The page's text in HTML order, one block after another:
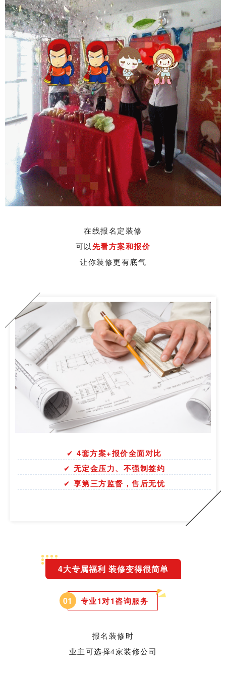
在线报名定装修
可以 先看方案和报价
让你装修更有底气
✔ 4套方案+报价全面对比
✔ 无定金压力、不强制签约
✔ 享第三方监督，售后无忧
4大专属福利 装修变得很简单
01 专业1对1咨询服务
报名装修时
业主可选择4家装修公司